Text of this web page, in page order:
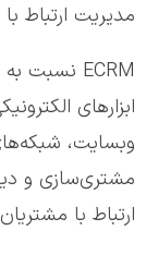
مدیریت ارتباط
ابزارهای
وبسایت،
مشتری‌سازی و
ارتباط با